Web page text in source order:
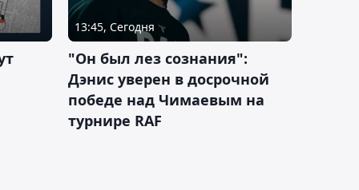
13:45, Сегодня
"Он был лез сознания":
Дэнис уверен в досрочной
победе над Чимаевым на
турнире RAF